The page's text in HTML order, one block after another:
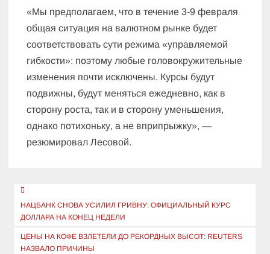
«Мы предполагаем, что в течение 3-9 февраля
общая ситуация на валютном рынке будет
соответствовать сути режима «управляемой
гибкости»: поэтому любые головокружительные
изменения почти исключены. Курсы будут
подвижны, будут меняться ежедневно, как в
сторону роста, так и в сторону уменьшения,
однако потихоньку, а не вприпрыжку», —
резюмировал Лесовой.
Навигация
по
записям
НАЦБАНК СНОВА УСИЛИЛ ГРИВНУ: ОФИЦИАЛЬНЫЙ КУРС
ДОЛЛАРА НА КОНЕЦ НЕДЕЛИ
ЦЕНЫ НА КОФЕ ВЗЛЕТЕЛИ ДО РЕКОРДНЫХ ВЫСОТ: REUTERS
НАЗВАЛО ПРИЧИНЫ